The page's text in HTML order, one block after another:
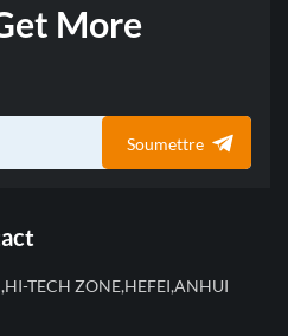
More
Soumettre
TECH ZONE,HEFEI,ANHUI